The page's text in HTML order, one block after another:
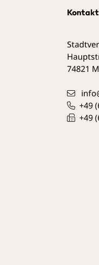
Kontakt
74821
+49
+49